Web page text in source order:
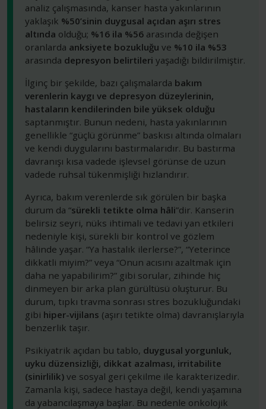
analiz çalışmasında, kanser hasta yakınlarının
yaklaşık %50’sinin duygusal açıdan aşırı stres
altında olduğu; %16 ila %56 arasında değişen
oranlarda anksiyete bozukluğu ve %10 ila %53
arasında depresyon belirtileri yaşadığı bildirilmiştir.
İlginç bir şekilde, bazı çalışmalarda bakım
verenlerin kaygı ve depresyon düzeylerinin,
hastaların kendilerinden bile yüksek olduğu
saptanmıştır. Bunun nedeni, hasta yakınlarının
genellikle “güçlü görünme” baskısı altında olmaları
ve kendi duygularını bastırmalarıdır. Bu bastırma
davranışı kısa vadede işlevsel görünse de uzun
vadede ruhsal tükenmişliği hızlandırır.
Ayrıca, bakım verenlerde sık görülen bir başka
durum da “sürekli tetikte olma hâli”dir. Kanserin
belirsiz seyri, nüks ihtimali ve tedavi yan etkileri
nedeniyle kişi, sürekli bir kontrol ve gözlem
hâlinde yaşar. “Ya hastalık ilerlerse?”, “Yeterince
dikkatli miyim?” veya “Onun acısını azaltmak için
daha ne yapabilirim?” gibi sorular, zihinde hiç
dinmeyen bir arka plan gürültüsü oluşturur. Bu
durum, tıpkı travma sonrası stres bozukluğundaki
gibi hiper-vijilans (aşırı tetikte olma) davranışlarıyla
benzerlik taşır.
Psikiyatrik açıdan bu tablo, duygusal yorgunluk,
uyku düzensizliği, dikkat azalması, irritabilite
(sinirlilik) ve sosyal geri çekilme ile karakterizedir.
Zamanla kişi, sadece hastaya değil, kendi yaşamına
da yabancılaşmaya başlar. Bu nedenle onkolojik